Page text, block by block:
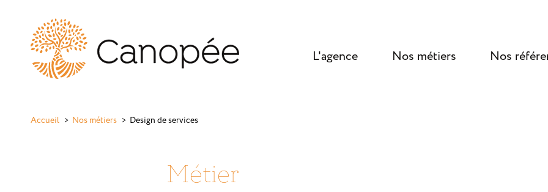
L'agence Nos métiers Nos
Accueil Nos métiers Design de services
Métier